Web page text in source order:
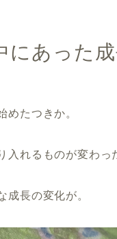
あった成
めたつきか。
入れるものが変わっ
成長の変化が。